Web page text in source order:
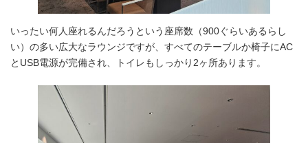
いったい何人座れるんだろうという座席数（900ぐらいあるらし
い）の多い広大なラウンジですが、すべてのテーブルか椅子にAC
とUSB電源が完備され、トイレもしっかり2ヶ所あります。